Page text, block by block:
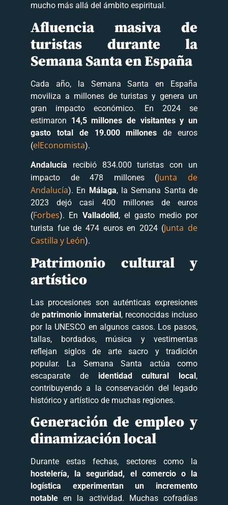
mucho más allá del ámbito espiritual.
Afluencia masiva de
turistas durante la
Semana Santa en España
Cada año, la Semana Santa en España
moviliza a millones de turistas y genera un
gran impacto económico. En 2024 se
estimaron 14,5 millones de visitantes y un
gasto total de 19.000 millonesde euros
(elEconomista).
Andalucía recibió 834.000 turistas con un
impacto de 478 millones (Junta de
Andalucía). En Málaga, la Semana Santa de
2023 dejó casi 400 millones de euros
(Forbes). En Valladolid , el gasto medio por
turista fue de 474 euros en 2024 (Junta de
Castilla y León).
Patrimonio cultural y
artístico
Las procesiones son auténticas expresiones
de patrimonio inmaterial, reconocidas incluso
por la UNESCO en algunos casos. Los pasos,
tallas, bordados, música y vestimentas
reflejan siglos de arte sacro y tradición
popular. La Semana Santa actúa como
escaparate de identidad cultural local,
contribuyendo a la conservación del legado
histórico y artístico de muchas regiones.
Generación de empleo y
dinamización local
Durante estas fechas, sectores como la
hostelería, la seguridad, el comercio o la
logística experimentan un incremento
notableen la actividad. Muchas cofradías